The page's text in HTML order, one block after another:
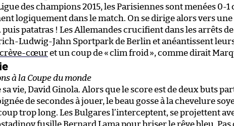
des champions 2015, les Parisiennes sont menées 0-1
logiquement dans le match. On se dirige alors vers une
patatras ! Les Allemandes crucifient dans les arrêts de
Ludwig-Jahn Sportpark de Berlin et anéantissent
cœuret un coup de «clim froid », comme dirait
à la Coupe du monde
vie, David Ginola. Alors que le score est de deux buts
de secondes à jouer, le beau gosse à la chevelure
trop long. Les Bulgares l’interceptent, se projettent
fusille Bernard Lama pour briser le rêve bleu. Pas